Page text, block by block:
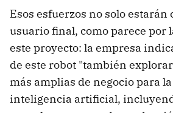
Esos esfuerzos no solo estarán
usuario final, como parece por
este proyecto: la empresa
de este robot "también
más amplias de negocio para
inteligencia artificial,